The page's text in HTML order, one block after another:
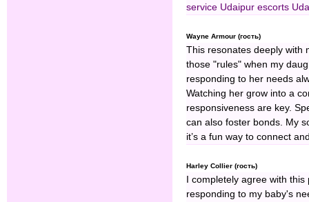
service Udaipur escorts
Wayne Armour (гость)
This resonates deeply with
those "rules" when my
responding to her needs
Watching her grow into a
responsiveness are key.
can also foster bonds. My
it’s a fun way to connect
Harley Collier (гость)
I completely agree with
responding to my baby's